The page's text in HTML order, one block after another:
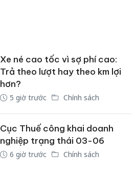
Xe né cao tốc vì sợ phí cao:
Trả theo lượt hay theo km lợi
hơn?
5 giờ trước Chính sách
Cục Thuế công khai doanh
nghiệp trạng thái 03-06
6 giờ trước Chính sách